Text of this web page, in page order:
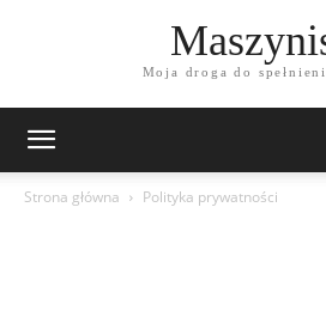
Moja droga do
Strona główna Polityka prywatności